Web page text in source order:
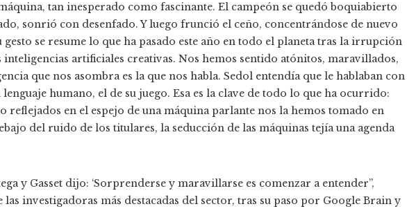
tan inesperado como fascinante. El campeón se quedó boquiabierto
sonrió con desenfado. Y luego frunció el ceño, concentrándose de nuevo
gesto se resume lo que ha pasado este año en todo el planeta tras la irrupción
inteligencias artificiales creativas. Nos hemos sentido atónitos, maravillados,
que nos asombra es la que nos habla. Sedol entendía que le hablaban con
humano, el de su juego. Esa es la clave de todo lo que ha ocurrido:
reflejados en el espejo de una máquina parlante nos la hemos tomado en
del ruido de los titulares, la seducción de las máquinas tejía una agenda
y Gasset dijo: ‘Sorprenderse y maravillarse es comenzar a entender”,
las investigadoras más destacadas del sector, tras su paso por Google Brain y